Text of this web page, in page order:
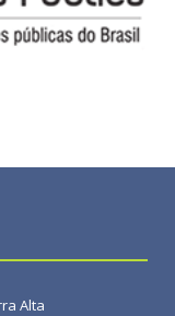
Alta